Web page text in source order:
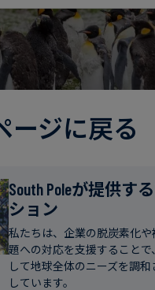
地
誠
実
へ
り
み
ル
ギ
ー・
電
ガ
ス
食
飲
料
イ
ベ
ン
ト
ブ
ロ
ー
ス
ス
ージに戻る
South Poleが提供す
ション
私たちは、企業の脱炭素化
題への対応を支援することで
して地球全体のニーズを調
しています。